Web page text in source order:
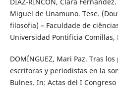
Miguel de Unamuno. Tese.
filosofia) – Faculdade de
Universidad Pontificia Comillas,
DOMÍNGUEZ, Mari Paz. Tras
escritoras y periodistas en la
Bulnes. In: Actas del I